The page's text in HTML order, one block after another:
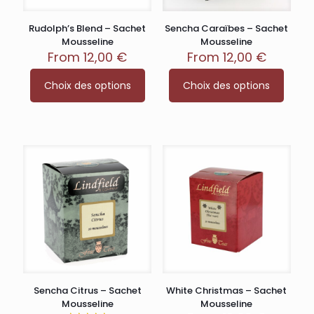
Rudolph’s Blend – Sachet
Mousseline
From 12,00 €
Choix des options
produit
a
peuvent
être
choisies
sur
la
page
du
produit
Sencha Caraïbes – Sachet
Mousseline
From 12,00 €
Choix des options
produit
a
peuvent
être
choisies
sur
la
page
du
Sencha Citrus – Sachet
Mousseline
White Christmas – Sachet
Mousseline